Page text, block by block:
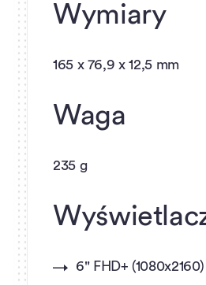
Wymiary
165 x 76,9 x 12,5 mm
Waga
235 g
6" FHD+ (1080x2160)